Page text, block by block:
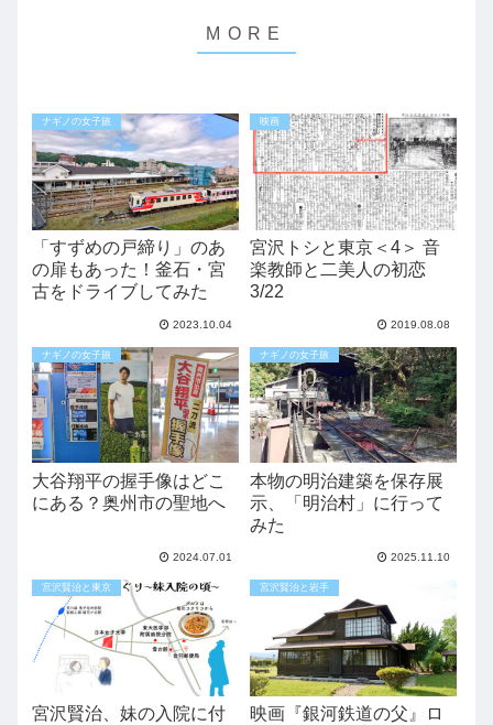
ナギノの女子旅
「すずめの戸締り」のあ
の扉もあった！釜石・宮
古をドライブしてみた
2023.10.04
映画
宮沢トシと東京＜4＞ 音
楽教師と二美人の初恋
3/22
2019.08.08
ナギノの女子旅
大谷翔平の握手像はどこ
にある？奥州市の聖地へ
2024.07.01
ナギノの女子旅
本物の明治建築を保存展
示、「明治村」に行って
みた
2025.11.10
宮沢賢治と東京
宮沢賢治、妹の入院に付
宮沢賢治と岩手
映画『銀河鉄道の父』ロ